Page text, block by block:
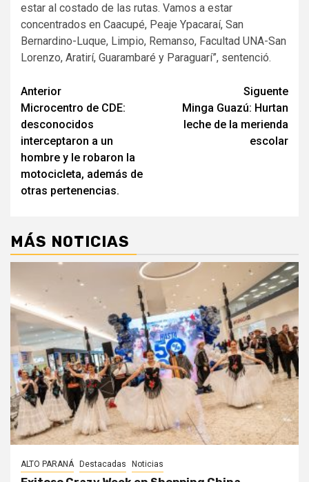
estar al costado de las rutas. Vamos a estar
concentrados en Caacupé, Peaje Ypacaraí, San
Bernardino-Luque, Limpio, Remanso, Facultad UNA-San
Lorenzo, Aratirí, Guarambaré y Paraguarí”, sentenció.
Navegación
de
entradas
Anterior
Microcentro de CDE:
desconocidos
interceptaron a un
hombre y le robaron la
motocicleta, además de
otras pertenencias.
Siguente
Minga Guazú: Hurtan
leche de la merienda
escolar
MÁS NOTICIAS
ALTO PARANÁ Destacadas Noticias